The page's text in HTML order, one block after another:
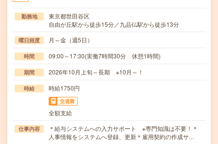
勤務地
東京都世田谷区
自由が丘駅から徒歩15分／九品仏駅から徒歩13分
曜日頻度 月～金（週5日）
時間 09:00～17:30(実働7時間30分 休憩1時間)
期間 2026年10月上旬～長期 ※10月～！
時給 時給1750円
交通費
全額支給
仕事内容
＊給与システムへの入力サポート ※専門知識は不要！＊
人事情報をシステムへ登録、更新＊雇用契約の作成サ…